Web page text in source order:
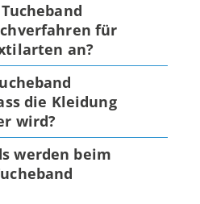
für
an?
die Kleidung
wird?
werden beim